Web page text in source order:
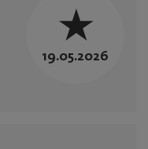
19.05.2026